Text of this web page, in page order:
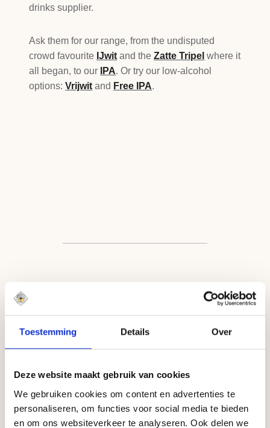
Toestemming Details Over
Deze website maakt gebruik van cookies
We gebruiken cookies om content en advertenties te
personaliseren, om functies voor social media te bieden
en om ons websiteverkeer te analyseren. Ook delen we
drinks supplier.
Ask them for our range, from the undisputed
crowd favourite IJwitand theZatte Tripel where it
all began, to our
IPA. Or try our low-alcohol
options:Vrijwitand Free IPA.
We have a lot more beers